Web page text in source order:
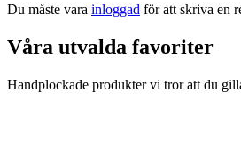
Du måste vara inloggad för att skriva en
Våra utvalda favoriter
Handplockade produkter vi tror att du